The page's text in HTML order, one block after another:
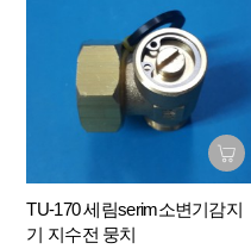
TU-170 세림serim소변기감지
기 지수전 뭉치